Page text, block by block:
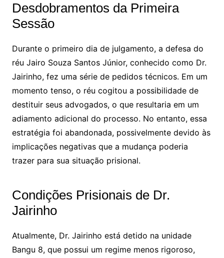
Desdobramentos da Primeira
Sessão
Durante o primeiro dia de julgamento, a defesa do
réu Jairo Souza Santos Júnior, conhecido como Dr.
Jairinho, fez uma série de pedidos técnicos. Em um
momento tenso, o réu cogitou a possibilidade de
destituir seus advogados, o que resultaria em um
adiamento adicional do processo. No entanto, essa
estratégia foi abandonada, possivelmente devido às
implicações negativas que a mudança poderia
trazer para sua situação prisional.
Condições Prisionais de Dr.
Jairinho
Atualmente, Dr. Jairinho está detido na unidade
Bangu 8, que possui um regime menos rigoroso,